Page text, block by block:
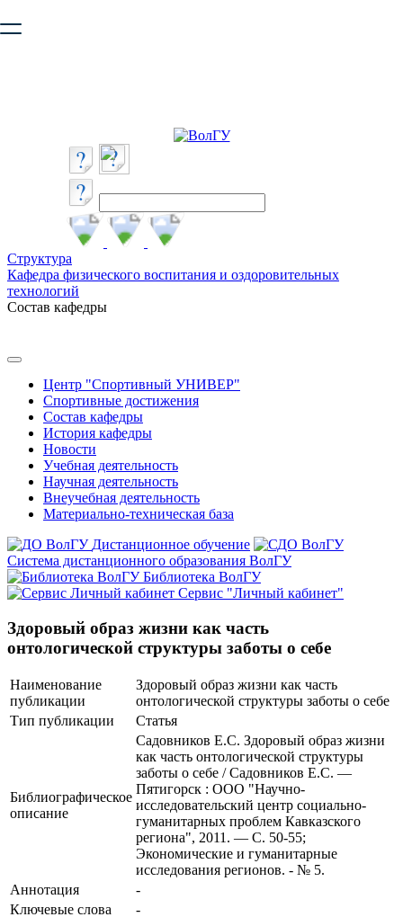
безопасную работу с сайтом. Пожалуйста
Структура
Кафедра физического воспитания и оздоровительных
технологий
Состав кафедры
Центр "Спортивный УНИВЕР"
Спортивные достижения
Состав кафедры
История кафедры
Новости
Учебная деятельность
Научная деятельность
Внеучебная деятельность
Материально-техническая база
Дистанционное обучение
Система дистанционного образования ВолГУ
Библиотека ВолГУ
Сервис "Личный кабинет"
Здоровый образ жизни как часть
онтологической структуры заботы о себе
Наименование
публикации
Здоровый образ жизни как часть
онтологической структуры заботы о себе
Тип публикации
Статья
Библиографическое
описание
Садовников Е.С. Здоровый образ жизни
как часть онтологической структуры
заботы о себе / Садовников Е.С. —
Пятигорск : ООО "Научно-
исследовательский центр социально-
гуманитарных проблем Кавказского
региона", 2011. — С. 50-55;
Экономические и гуманитарные
исследования регионов. - № 5.
Аннотация
-
Ключевые cлова
-